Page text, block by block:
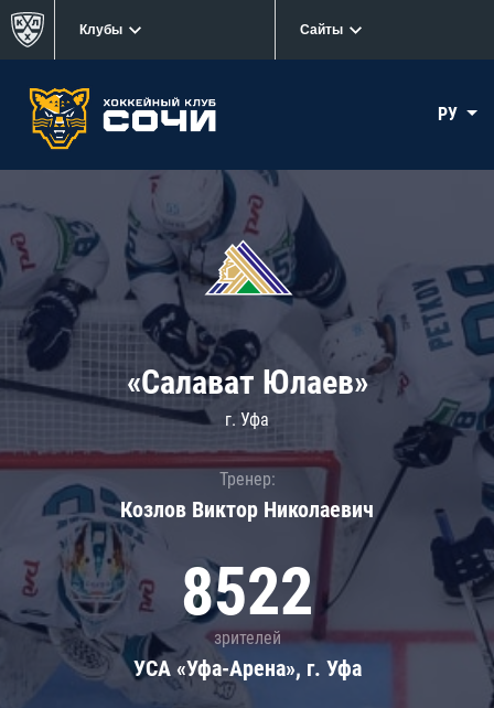
Клубы Сайты
РУ
«Салават Юлаев»
г. Уфа
Тренер:
Козлов Виктор Николаевич
8522
зрителей
УСА «Уфа-Арена», г. Уфа